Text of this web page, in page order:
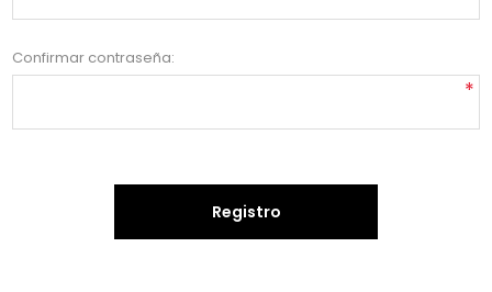
Confirmar contraseña:
*
Registro